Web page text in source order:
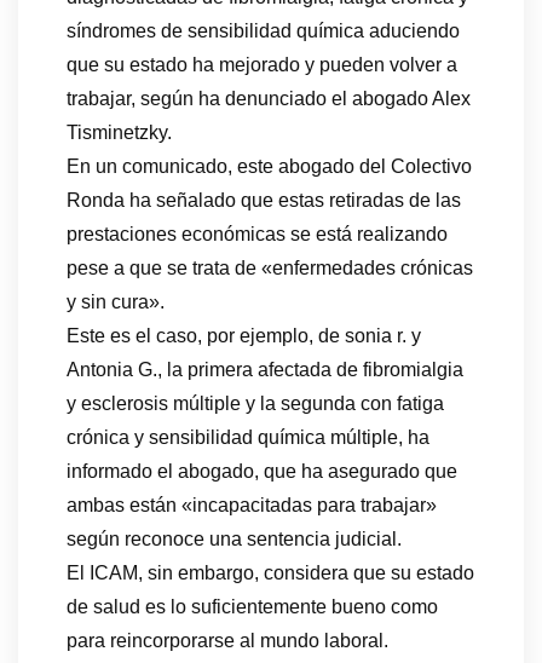
síndromes de sensibilidad química aduciendo
que su estado ha mejorado y pueden volver a
trabajar, según ha denunciado el abogado Alex
Tisminetzky.
En un comunicado, este abogado del Colectivo
Ronda ha señalado que estas retiradas de las
prestaciones económicas se está realizando
pese a que se trata de «enfermedades crónicas
y sin cura».
Este es el caso, por ejemplo, de sonia r. y
Antonia G., la primera afectada de fibromialgia
y esclerosis múltiple y la segunda con fatiga
crónica y sensibilidad química múltiple, ha
informado el abogado, que ha asegurado que
ambas están «incapacitadas para trabajar»
según reconoce una sentencia judicial.
El ICAM, sin embargo, considera que su estado
de salud es lo suficientemente bueno como
para reincorporarse al mundo laboral.